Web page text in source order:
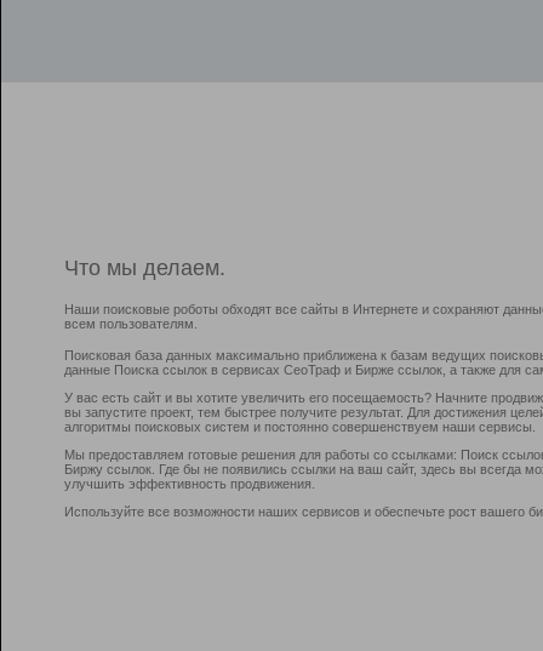
Что мы делаем.
Наши поисковые роботы обходят все сайты в Интернете и сохраняют
всем пользователям.
Поисковая база данных максимально приближена к базам ведущих
данные Поиска ссылок в сервисах СеоТраф и Бирже ссылок, а также для
У вас есть сайт и вы хотите увеличить его посещаемость? Начните
вы запустите проект, тем быстрее получите результат. Для достижения
алгоритмы поисковых систем и постоянно совершенствуем наши сервисы.
Мы предоставляем готовые решения для работы со ссылками: Поиск
Биржу ссылок. Где бы не появились ссылки на ваш сайт, здесь вы всегда
улучшить эффективность продвижения.
Используйте все возможности наших сервисов и обеспечьте рост вашего